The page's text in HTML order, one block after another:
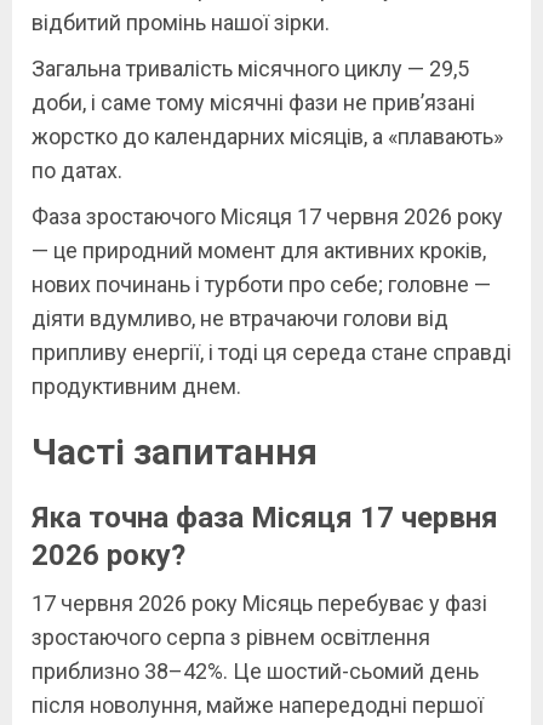
відбитий промінь нашої зірки.
Загальна тривалість місячного циклу — 29,5
доби, і саме тому місячні фази не прив’язані
жорстко до календарних місяців, а «плавають»
по датах.
Фаза зростаючого Місяця 17 червня 2026 року
— це природний момент для активних кроків,
нових починань і турботи про себе; головне —
діяти вдумливо, не втрачаючи голови від
припливу енергії, і тоді ця середа стане справді
продуктивним днем.
Часті запитання
Яка точна фаза Місяця 17 червня
2026 року?
17 червня 2026 року Місяць перебуває у фазі
зростаючого серпа з рівнем освітлення
приблизно 38–42%. Це шостий-сьомий день
після новолуння, майже напередодні першої